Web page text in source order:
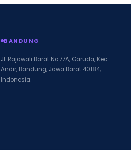
BANDUNG
Jl. Rajawali Barat No.77A, Garuda, Kec.
Andir, Bandung, Jawa Barat 40184,
Indonesia.